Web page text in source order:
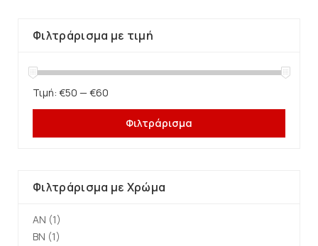
Φιλτράρισμα με τιμή
Φιλτράρισμα
Τιμή: €50 — €60
Φιλτράρισμα με Χρώμα
AN (1)
BN (1)